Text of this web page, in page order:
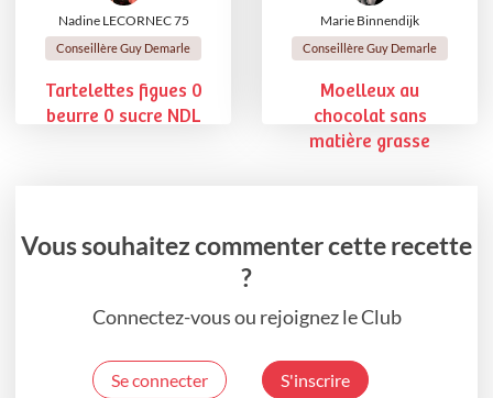
Nadine LECORNEC 75
Conseillère Guy Demarle
Tartelettes figues 0
beurre 0 sucre NDL
Marie Binnendijk
Conseillère Guy Demarle
Moelleux au
chocolat sans
matière grasse
Vous souhaitez commenter cette recette
?
Connectez-vous ou rejoignez le Club
Se connecter S'inscrire